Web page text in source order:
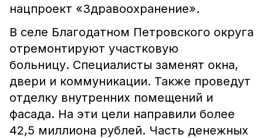
нацпроект «Здравоохранение».
В селе Благодатном Петровского округа
отремонтируют участковую
больницу. Специалисты заменят окна,
двери и коммуникации. Также проведут
отделку внутренних помещений и
фасада. На эти цели направили более
42,5 миллиона рублей. Часть денежных